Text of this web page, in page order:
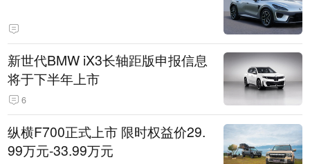
新世代BMW iX3长轴距版申报信息
将于下半年上市
6
纵横F700正式上市 限时权益价29.
99万元-33.99万元